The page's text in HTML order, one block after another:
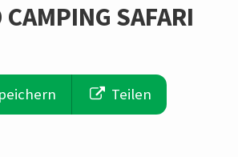
CAMPING SAFARI
Teilen